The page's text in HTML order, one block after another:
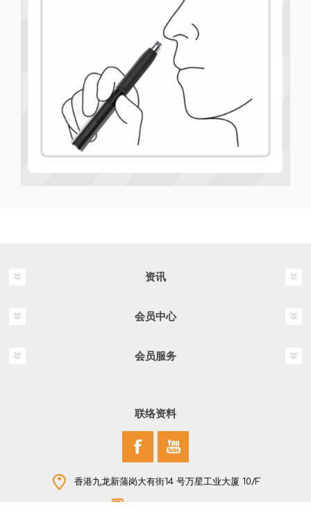
资讯
会员中心
会员服务
联络资料
香港九龙新蒲岗大有街14 号万星工业大厦 10/F